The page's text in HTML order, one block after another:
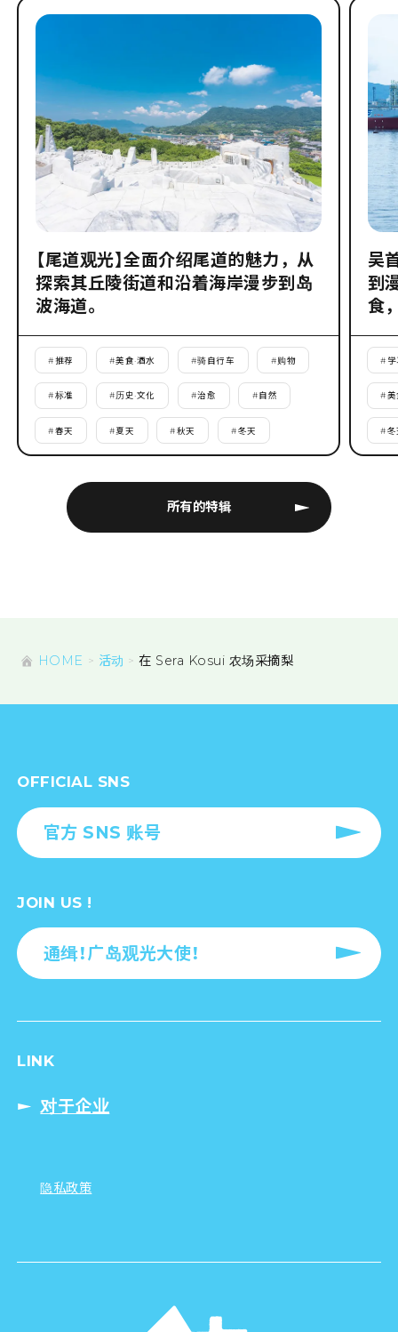
所有的特辑
【尾道观光】全面介绍尾道的魅力，从
探索其丘陵街道和沿着海岸漫步到岛
波海道。
#推荐 #美食·酒水 #骑自行车 #购物
#标准 #历史·文化 #治愈 #自然
#春天 #夏天 #秋天 #冬天
吴
到
食
# 学
#美
#冬
HOME 活动 在 Sera Kosui 农场采摘梨
OFFICIAL SNS
官方 SNS 账号
JOIN US !
通缉！广岛观光大使！
LINK
对于企业
隐私政策